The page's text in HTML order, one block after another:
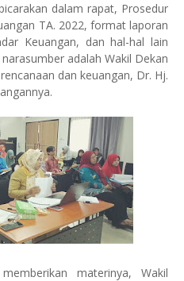
dalam rapat, Prosedur
TA. 2022, format laporan
Keuangan, dan hal-hal lain
adalah Wakil Dekan
dan keuangan, Dr. Hj.
materinya, Wakil